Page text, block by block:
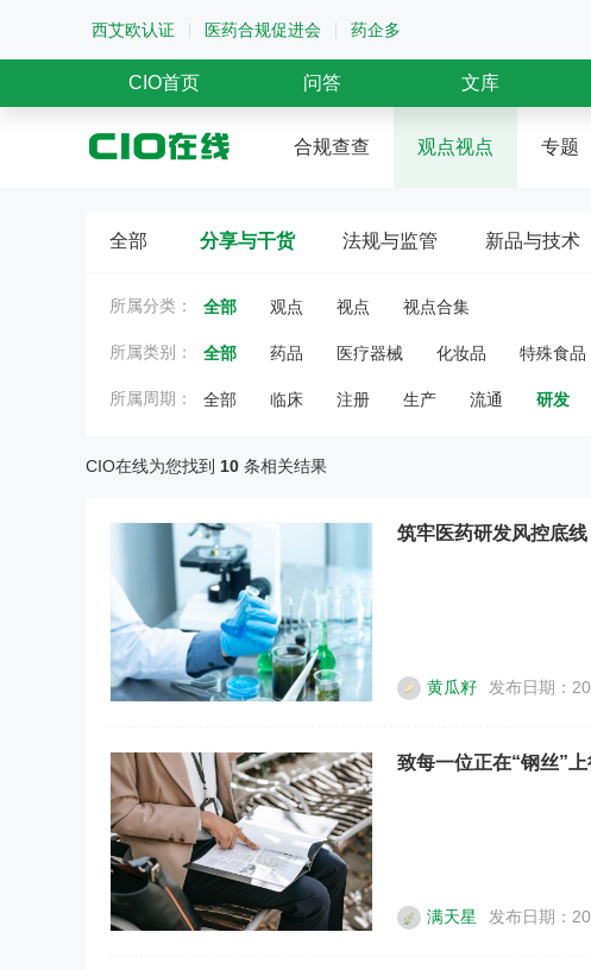
西艾欧认证 医药合规促进会 药企多
CIO首页 问答 文库
合规查查 观点视点 专题
全部 分享与干货 法规与监管 新品与技术
所属分类： 全部 观点 视点 视点合集
所属类别： 全部 药品 医疗器械 化妆品 特殊食品
所属周期： 全部 临床 注册 生产 流通 研发
CIO在线为您找到 10 条相关结果
筑牢医药研发风控底
黄瓜籽 发布日期：
致每一位正在“钢丝”
满天星 发布日期：